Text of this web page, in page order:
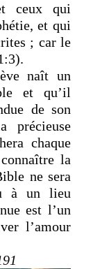
ceux qui
et qui
; car le
naît un
et qu’il
de son
précieuse
chaque
la
ne sera
à un lieu
est l’un
l’amour